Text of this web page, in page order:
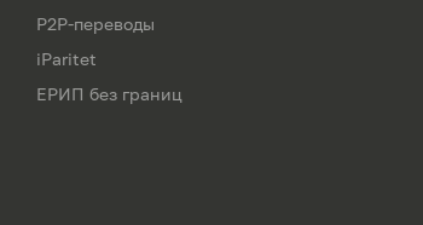
P2P-переводы
iParitet
ЕРИП без границ